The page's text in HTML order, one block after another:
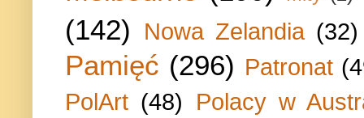
(142) Nowa Zelandia (32)
Pamięć (296) Patronat
PolArt (48) Polacy w